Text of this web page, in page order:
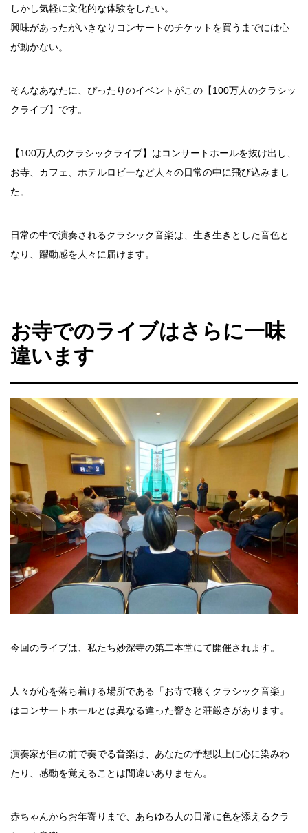
しかし気軽に文化的な体験をしたい。
興味があったがいきなりコンサートのチケットを買うまでには心
が動かない。
そんなあなたに、ぴったりのイベントがこの【100万人のクラシッ
クライブ】です。
【100万人のクラシックライブ】はコンサートホールを抜け出し、
お寺、カフェ、ホテルロビーなど人々の日常の中に飛び込みまし
た。
日常の中で演奏されるクラシック音楽は、生き生きとした音色と
なり、躍動感を人々に届けます。
お寺でのライブはさらに一味
違います
今回のライブは、私たち妙深寺の第二本堂にて開催されます。
人々が心を落ち着ける場所である「お寺で聴くクラシック音楽」
はコンサートホールとは異なる違った響きと荘厳さがあります。
演奏家が目の前で奏でる音楽は、あなたの予想以上に心に染みわ
たり、感動を覚えることは間違いありません。
赤ちゃんからお年寄りまで、あらゆる人の日常に色を添えるクラ